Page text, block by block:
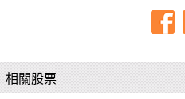
相關股票